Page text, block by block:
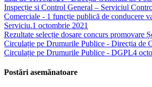
Inspecție si Control General – Serviciul
Comerciale - 1 funcție publică de conducere
Serviciu.1 octombrie 2021
Rezultate selecție dosare concurs promovare
Circulație pe Drumurile Publice - Direcția de
Circulație pe Drumurile Publice - DGPL4
Postări asemănatoare